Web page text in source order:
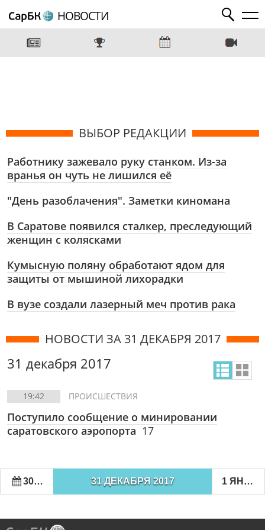
НОВОСТИ
ВЫБОР РЕДАКЦИИ
Работнику зажевало руку станком. Из-за
вранья он чуть не лишился её
"День разоблачения". Заметки киномана
В Саратове появился сталкер, преследующий
женщин с колясками
Кумысную поляну обработают ядом для
защиты от мышиной лихорадки
В вузе создали лазерный меч против рака
НОВОСТИ ЗА 31 ДЕКАБРЯ 2017
31 декабря 2017
19:42 ПРОИСШЕСТВИЯ
Поступило сообщение о минировании
саратовского аэропорта 17
30 ДЕКАБРЯ 2017 31 ДЕКАБРЯ 2017 1 ЯНВАРЯ 2018